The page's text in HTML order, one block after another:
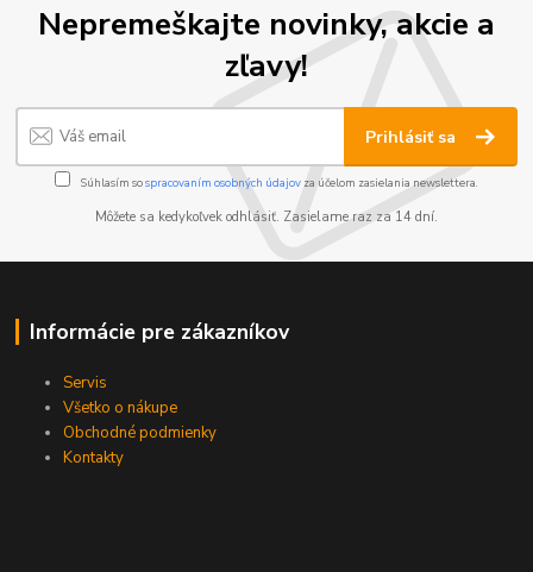
Nepremeškajte novinky, akcie a
zľavy!
Prihlásiť sa
Súhlasím sospracovaním osobných údajov za účelom zasielania newslettera.
Môžete sa kedykoľvek odhlásiť. Zasielame raz za 14 dní.
Informácie pre zákazníkov
Servis
Všetko o nákupe
Obchodné podmienky
Kontakty